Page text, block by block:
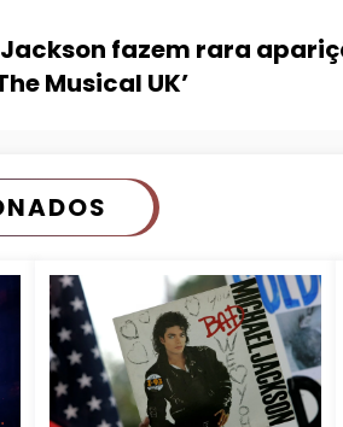
Jackson fazem rara
Musical UK’